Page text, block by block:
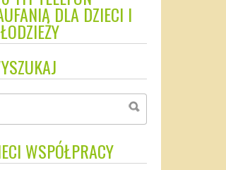
DLA DZIECI I
WSPÓŁPRACY